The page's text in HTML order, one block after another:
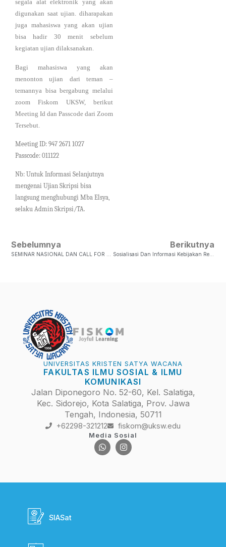
segala alat elektronik yang akan
digunakan saat ujian. diharapakan
juga mahasiswa yang akan ujian
bisa hadir 30 menit sebelum
kegiatan ujian dilaksanakan.
Bagi mahasiswa yang akan
menonton ujian dari teman –
temannya bisa bergabung melalui
zoom Fiskom UKSW, berikut
Meeting Id dan Passcode dari Zoom
Tersebut.
Meeting ID: 947 2671 1027
Passcode: 011122
Nb: Untuk Informasi Selanjutnya
mengenai Ujian Skripsi bisa
langsung menghubungi Mba Elsya,
selaku Admin Skripsi/TA.
Sebelumnya Berikutnya
Sosialisasi Dan Informasi Kebijakan Registrasi Matakuliah
UNIVERSITAS KRISTEN SATYA WACANA
FAKULTAS ILMU SOSIAL & ILMU
KOMUNIKASI
Jalan Diponegoro No. 52-60, Kel. Salatiga,
Kec. Sidorejo, Kota Salatiga, Prov. Jawa
Tengah, Indonesia, 50711
+62298-321212 fiskom@uksw.edu
Media Sosial
SIASat